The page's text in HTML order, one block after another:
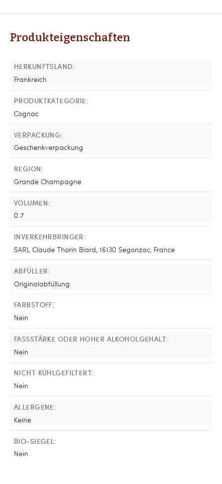
Produkteigenschaften
HERKUNFTSLAND:
Frankreich
PRODUKTKATEGORIE:
Cognac
VERPACKUNG:
Geschenkverpackung
REGION:
Grande Champagne
VOLUMEN:
0.7
INVERKEHRBRINGER:
SARL Claude Thorin Biard, 16130 Segonzac, France
ABFÜLLER:
Originalabfüllung
FARBSTOFF:
Nein
FASSSTÄRKE ODER HOHER ALKOHOLGEHALT:
Nein
NICHT KÜHLGEFILTERT:
Nein
ALLERGENE:
Keine
BIO-SIEGEL:
Nein